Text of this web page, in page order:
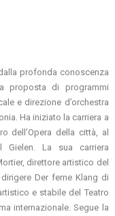
profonda conoscenza
proposta di programmi
e direzione d’orchestra
Ha iniziato la carriera a
dell’Opera della città, al
Gielen. La sua carriera
direttore artistico del
Der ferne Klang di
e stabile del Teatro
internazionale. Segue la